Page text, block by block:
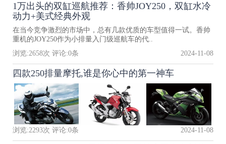
1万出头的双缸巡航推荐：香帅JOY250，双缸水冷
动力+美式经典外观
在当今竞争激烈的市场中，总有几款优质的车型值得一试。香帅
重机的JOY250作为小排量入门级巡航车的代..
浏览:2658次 评论:0条 2024-11-08
四款250排量摩托,谁是你心中的第一神车
浏览:2293次 评论:0条 2024-11-08